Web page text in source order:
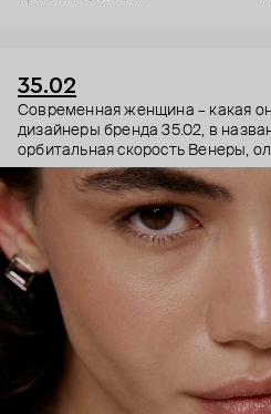
35.02
Современная женщина – какая
дизайнеры бренда 35.02, в
орбитальная скорость Венеры,
энергию. Поэтому в украшениях 35.02 сочетается, казалось
бы, несочетаемое – все грани
строгость, плавные линии с
современность и классика. В
две стороны характера. Черные
таинственность, спрятанная в
ясная частица нашей души, все
Украшения 35.02 – ваш рассказ о